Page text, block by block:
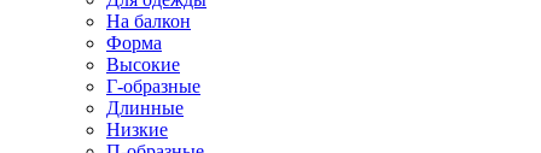
На балкон
Форма
Высокие
Г-образные
Длинные
Низкие